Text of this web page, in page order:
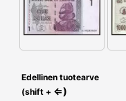
Edellinen tuotearve
(shift + ⇐)